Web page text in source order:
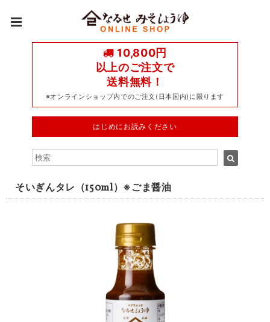
10,800円
以上のご注文で
送料無料！
※オンラインショップ内でのご注文(日本国内)に限ります
はじめにお読みください
そいぎんタレ（150ml）※ごま醤油